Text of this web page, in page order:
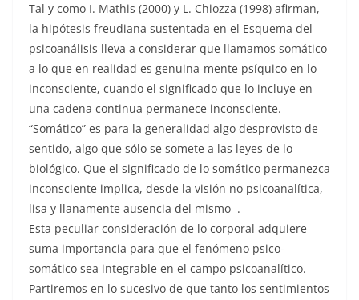
Tal y como I. Mathis (2000) y L. Chiozza (1998) afirman,
la hipótesis freudiana sustentada en el Esquema del
psicoanálisis lleva a considerar que llamamos somático
a lo que en realidad es genuina-mente psíquico en lo
inconsciente, cuando el significado que lo incluye en
una cadena continua permanece inconsciente.
“Somático” es para la generalidad algo desprovisto de
sentido, algo que sólo se somete a las leyes de lo
biológico. Que el significado de lo somático permanezca
inconsciente implica, desde la visión no psicoanalítica,
lisa y llanamente ausencia del mismo .
Esta peculiar consideración de lo corporal adquiere
suma importancia para que el fenómeno psico-
somático sea integrable en el campo psicoanalítico.
Partiremos en lo sucesivo de que tanto los sentimientos